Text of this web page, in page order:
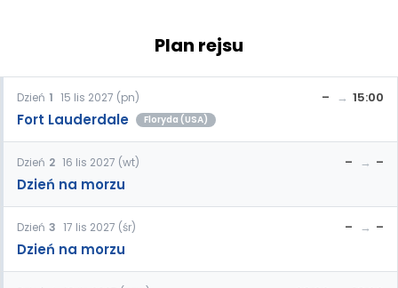
Plan rejsu
Dzień 1 15 lis 2027 (pn)
Fort Lauderdale Floryda (USA)
– 15:00
Dzień 2 16 lis 2027 (wt)
Dzień na morzu
– –
Dzień 3 17 lis 2027 (śr)
Dzień na morzu
– –